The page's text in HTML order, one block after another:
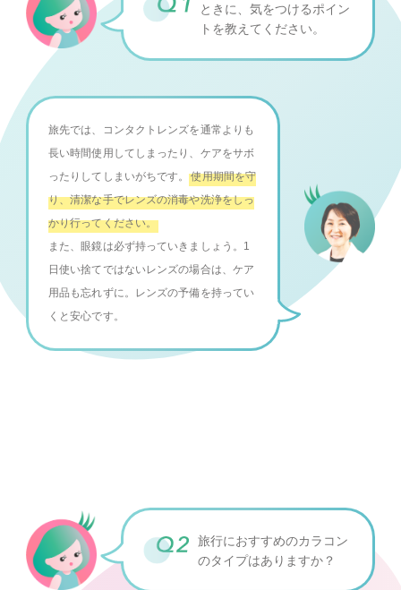
ときに、気をつけるポイン
トを教えてください。
旅先では、コンタクトレンズを通常よりも
長い時間使用してしまったり、ケアをサボ
ったりしてしまいがちです。使用期間を守
り、清潔な手でレンズの消毒や洗浄をしっ
かり行ってください。
また、眼鏡は必ず持っていきましょう。1
日使い捨てではないレンズの場合は、ケア
用品も忘れずに。レンズの予備を持ってい
くと安心です。
旅行におすすめのカラコン
のタイプはありますか？